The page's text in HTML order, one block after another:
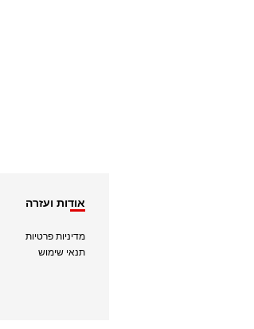
אודות ועזרה
מדיניות פרטיות
תנאי שימוש